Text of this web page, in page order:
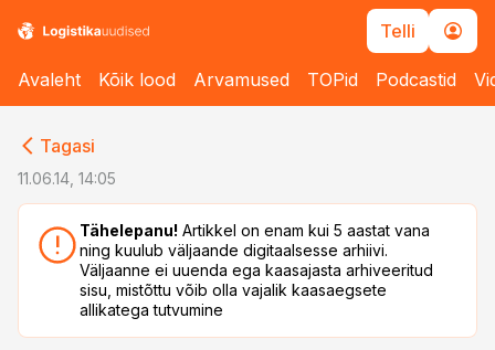
Telli
Avaleht Kõik lood Arvamused TOPid Podcastid
Tagasi
11.06.14, 14:05
Tähelepanu! Artikkel on enam kui 5 aastat vana
ning kuulub väljaande digitaalsesse arhiivi.
Väljaanne ei uuenda ega kaasajasta arhiveeritud
sisu, mistõttu võib olla vajalik kaasaegsete
allikatega tutvumine